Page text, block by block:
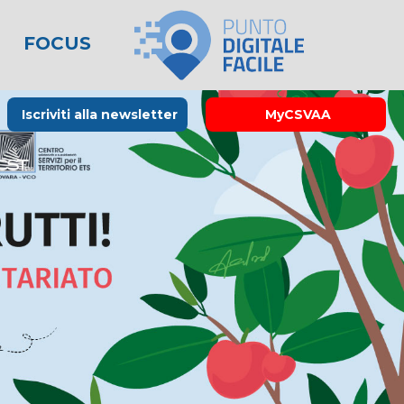
FOCUS
Rubrica La Stampa
Links utili
Iscriviti alla newsletter MyCSVAA